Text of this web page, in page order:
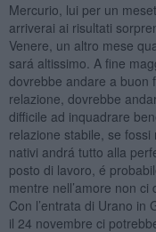
Mercurio, lui per un
arriverai ai risultati
Venere, un altro mese
sará altissimo. A fine
dovrebbe andare a buon
relazione, dovrebbe
difficile ad inquadrare
relazione stabile, se
nativi andrá tutto alla
posto di lavoro, é
mentre nell’amore non
Con l’entrata di Urano in
il 24 novembre ci